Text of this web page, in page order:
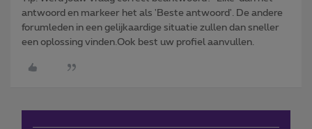
antwoord en markeer het als 'Beste antwoord'. De andere
forumleden in een gelijkaardige situatie zullen dan sneller
een oplossing vinden.Ook best uw profiel aanvullen.